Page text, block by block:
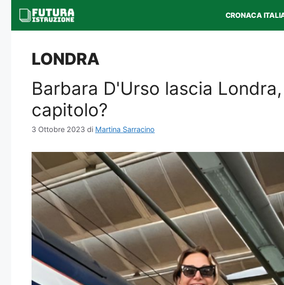
contenuto
CRONACA
LONDRA
Barbara D'Urso lascia
capitolo?
3 Ottobre 2023 di Martina Sarracino